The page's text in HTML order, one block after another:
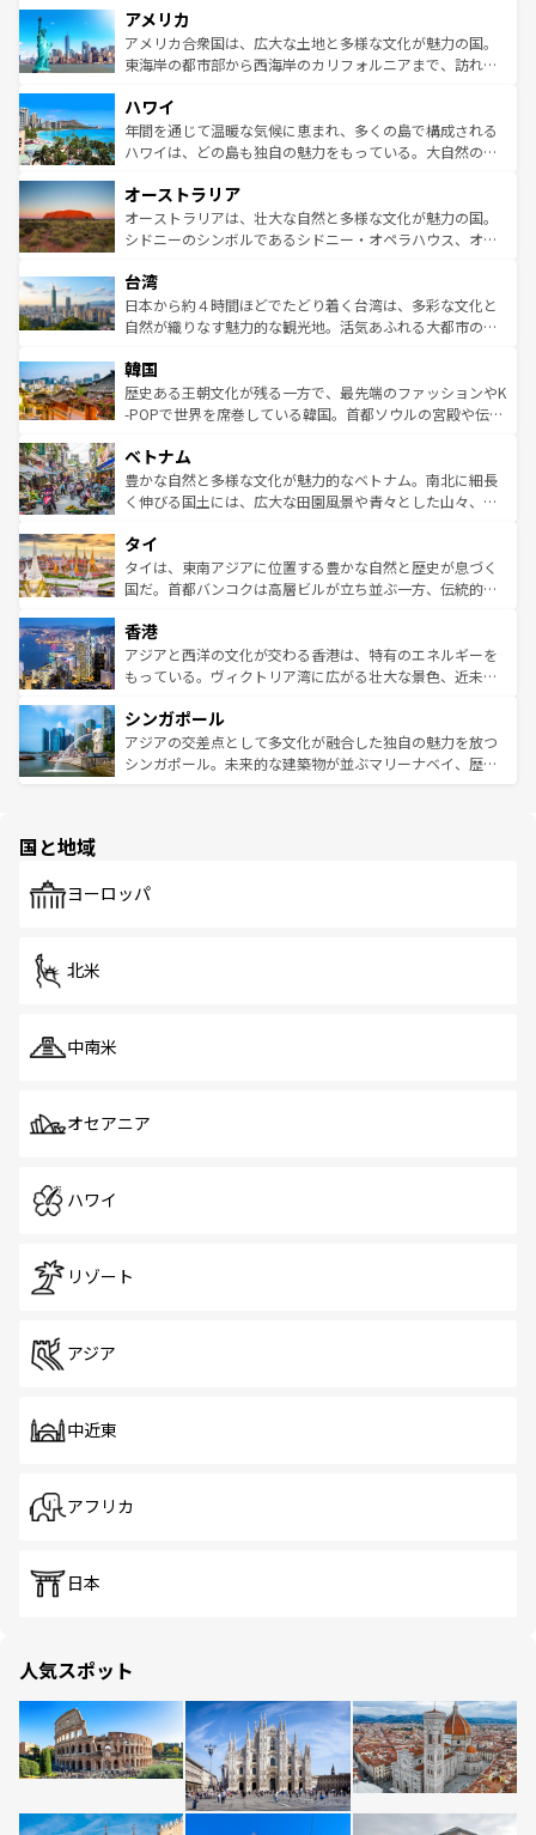
ンツ一覧を参照してほしい。
の建物がそのまま残る町や、スイスならではのユニークな
博物館もあり、アルプス観光だけでなく町歩きも満喫する
ことができる。国民の所得が高いため物価も高いが、旅行
ば市内交通費無料で観光を楽しむこともできる。 なお、新
着のスイス情報はコンテンツ一覧 を参照してほしい。
アメリカ
アメリカ合衆国は、広大な土地と多様な文化が魅力の国。
東海岸の都市部から西海岸のカリフォルニアまで、訪れる
のような巨大都市は、観光、ショッピング、エンターテイ
ンメントが詰まった刺激的なスポットだ。一方、アメリカ
西部には大自然が広がり、グランドキャニオンやイエロー
部のニューオーリンズでは、音楽と美食が融合した独特の
文化が魅力。旅行者はアメリカの各地域で異なる魅力を楽
しみながら、その多様性と豊かな歴史を感じることができ
ならではの贅沢な旅のスタイルだ。 なお、新着のアメリカ
情報はコンテンツ一覧を参照してほしい。
ハワイ
年間を通じて温暖な気候に恵まれ、多くの島で構成される
ハワイは、どの島も独自の魅力をもっている。大自然の神
ワイ島は見逃せない。また、定番の観光地といえばオアフ
島だが、静かな自然を求めるならマウイ島やカウアイ島が
おすすめ。エメラルドグリーンに輝く海をはじめ、豊かな
れるおもてなしの心で訪れる人々を迎えてくれるハワイの
人々、おいしいローカルフードやハワイアンミュージッ
ク、伝統的なフラダンスなど、すべてがハワイの魅力を彩
ワイを、存分に味わってほしい。 なお、新着のハワイ情報
はコンテンツ一覧を参照してほしい。
オーストラリア
オーストラリアは、壮大な自然と多様な文化が魅力の国。
シドニーのシンボルであるシドニー・オペラハウス、オー
リアリーフや大陸中央部にそびえるウルル（エアーズロッ
ク）、タスマニアの美しい原生林やケアンズの熱帯雨林な
ど、見どころがたくさん。また、カフェやワイン、オージ
いる。アクティビティも充実しており、サーフィンやダイ
ビング、ハイキングなど、アウトドア好きにはたまらな
い。オーストラリアの多彩な魅力を存分に味わいつくそ
参照してほしい。
台湾
日本から約４時間ほどでたどり着く台湾は、多彩な文化と
自然が織りなす魅力的な観光地。活気あふれる大都市の台
ン）、静ひつな山岳地帯である台湾東部など、都市の喧騒
と山間の静けさが共存しており、訪れる人に新しい発見と
驚きをもたらしてくれる。また、奥深い台湾の食文化も魅
容にもいいと評判のスイーツなど、バラエティ豊かな料理
が味わえる。 なお、新着の台湾情報は コンテンツ一覧を参
照してほしい。
韓国
歴史ある王朝文化が残る一方で、最先端のファッションやK
-POPで世界を席巻している韓国。首都ソウルの宮殿や伝統
き、地方に足を延ばせば四季折々の自然美を楽しむことが
できる。そして、キムチや焼肉、絶品のストリートフード
まで、さまざまな韓国料理が待っている。夜には、韓国な
リティに包まれながら、韓国の多彩な魅力を心ゆくまで味
わってみてほしい。 なお、新着の韓国情報はコンテンツ一
覧を参照してほしい。
ベトナム
豊かな自然と多様な文化が魅力的なベトナム。南北に細長
く伸びる国土には、広大な田園風景や青々とした山々、世
急速な発展と共に伝統が息づく。ハノイの古い町並みやホ
ーチミン市のフランス統治時代の建物も、独特の雰囲気を
醸し出している。また、バラエティの豊かさとおいしさで
とつ。フォーやバインミー、ベトナムコーヒーなどは、ぜ
ひ現地で味わいたい。どの地域を訪れてもあたたかい人々
が旅行者を迎えてくれるので、きっと忘れられない旅にな
参照してほしい。
タイ
タイは、東南アジアに位置する豊かな自然と歴史が息づく
国だ。首都バンコクは高層ビルが立ち並ぶ一方、伝統的な
の活気が交差している。北部ではチェンマイなどの山岳地
帯で自然と触れ合い、南部ではプーケットやクラビの美し
いビーチでリゾート気分を楽しむことができる。タイ料理
激する。気候は一年中温暖で、どの季節にも異なる楽しみ
が待っている。親しみやすいタイの人々、仏教を中心とし
た文化、そして多様な観光資源が、訪れる旅人を魅了し続
香港
アジアと西洋の文化が交わる香港は、特有のエネルギーを
もっている。ヴィクトリア湾に広がる壮大な景色、近未来
み、どこを訪れても感動するはず。観光スポットが密集し
ており、効率よく見どころを回れるのも魅力。息をのむよ
うな絶景から文化的な体験まで、香港を存分に楽しみ尽く
シンガポール
アジアの交差点として多文化が融合した独自の魅力を放つ
シンガポール。未来的な建築物が並ぶマリーナベイ、歴史
で、ホーカーズは地元の風情を楽しめる外せないスポット
国と地域
ヨーロッパ
北米
中南米
オセアニア
ハワイ
リゾート
アジア
中近東
アフリカ
日本
人気スポット